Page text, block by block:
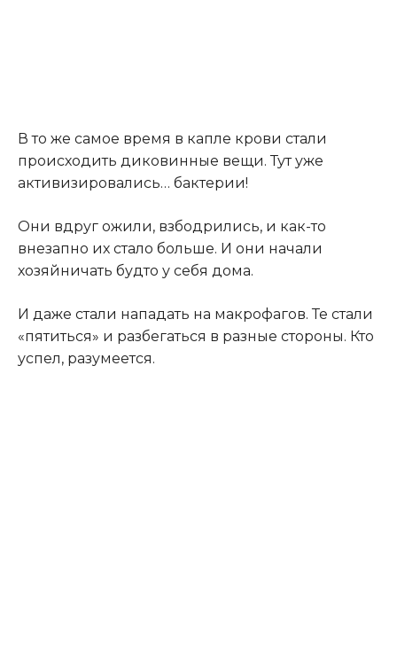
В то же самое время в капле крови стали
происходить диковинные вещи. Тут уже
активизировались… бактерии!
Они вдруг ожили, взбодрились, и как-то
внезапно их стало больше. И они начали
хозяйничать будто у себя дома.
И даже стали нападать на макрофагов. Те стали
«пятиться» и разбегаться в разные стороны. Кто
успел, разумеется.